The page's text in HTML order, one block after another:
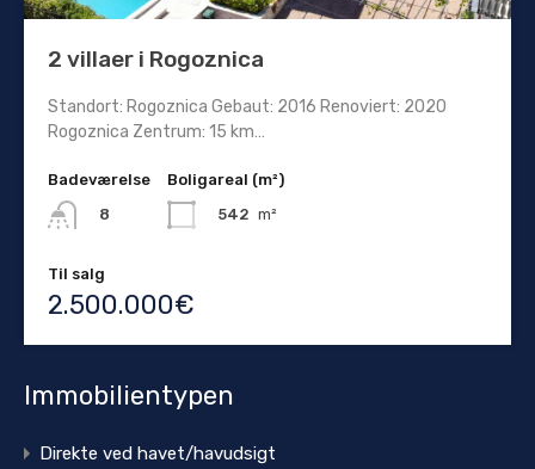
2 villaer i Rogoznica
Standort: Rogoznica Gebaut: 2016 Renoviert: 2020
Rogoznica Zentrum: 15 km…
Badeværelse
8
Boligareal (m²)
542 m²
Til salg
2.500.000€
Immobilientypen
Direkte ved havet/havudsigt